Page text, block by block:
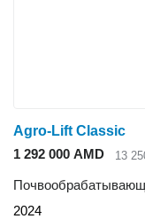
Agro-Lift Classic
1 292 000 AMD
13
2024